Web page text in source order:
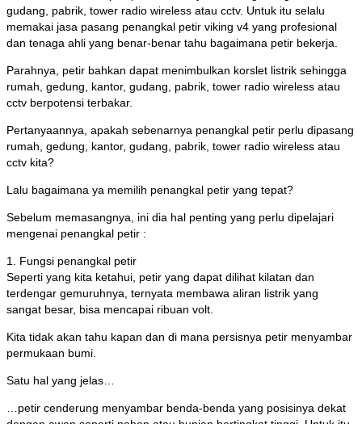
gudang, pabrik, tower radio wireless atau cctv. Untuk itu selalu
memakai jasa pasang penangkal petir viking v4 yang profesional
dan tenaga ahli yang benar-benar tahu bagaimana petir bekerja.
Parahnya, petir bahkan dapat menimbulkan korslet listrik sehingga
rumah, gedung, kantor, gudang, pabrik, tower radio wireless atau
cctv berpotensi terbakar.
Pertanyaannya, apakah sebenarnya penangkal petir perlu dipasang
rumah, gedung, kantor, gudang, pabrik, tower radio wireless atau
cctv kita?
Lalu bagaimana ya memilih penangkal petir yang tepat?
Sebelum memasangnya, ini dia hal penting yang perlu dipelajari
mengenai penangkal petir :
1. Fungsi penangkal petir
Seperti yang kita ketahui, petir yang dapat dilihat kilatan dan
terdengar gemuruhnya, ternyata membawa aliran listrik yang
sangat besar, bisa mencapai ribuan volt.
Kita tidak akan tahu kapan dan di mana persisnya petir menyambar
permukaan bumi.
Satu hal yang jelas…
…petir cenderung menyambar benda-benda yang posisinya dekat